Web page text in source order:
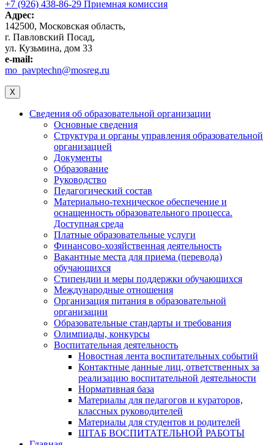
+7 (926) 438-86-29 Приемная комиссия
Адрес:
142500, Московская область,
г. Павловский Посад,
ул. Кузьмина, дом 33
e-mail:
mo_pavptechn@mosreg.ru
X
Сведения об образовательной организации
Основные сведения
Структура и органы управления образовательной
организацией
Документы
Образование
Руководство
Педагогический состав
Материально-техническое обеспечение и
оснащенность образовательного процесса.
Доступная среда
Платные образовательные услуги
Финансово-хозяйственная деятельность
Вакантные места для приема (перевода)
обучающихся
Стипендии и меры поддержки обучающихся
Международные отношения
Организация питания в образовательной
организации
Образовательные стандарты и требования
Олимпиады, конкурсы
Воспитательная деятельность
Новостная лента воспитательных событий
Контактные данные лиц, ответственных за
реализацию воспитательной деятельности
Нормативная база
Материалы для педагогов и кураторов,
классных руководителей
Материалы для студентов и родителей
ШТАБ ВОСПИТАТЕЛЬНОЙ РАБОТЫ